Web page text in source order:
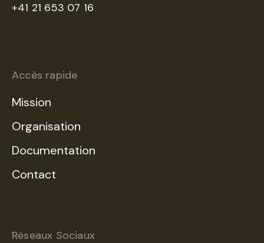
+41 21 653 07 16
Accès rapide
Mission
Organisation
Documentation
Contact
Réseaux Sociaux